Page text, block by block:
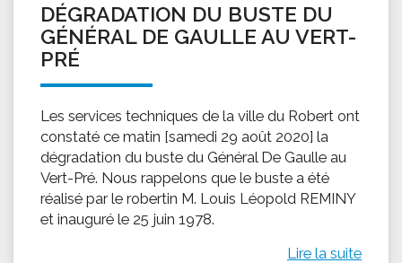
DÉGRADATION DU BUSTE DU
GÉNÉRAL DE GAULLE AU VERT-
PRÉ
Les services techniques de la ville du Robert ont
constaté ce matin [samedi 29 août 2020] la
dégradation du buste du Général De Gaulle au
Vert-Pré. Nous rappelons que le buste a été
réalisé par le robertin M. Louis Léopold REMINY
et inauguré le 25 juin 1978.
Lire la suite